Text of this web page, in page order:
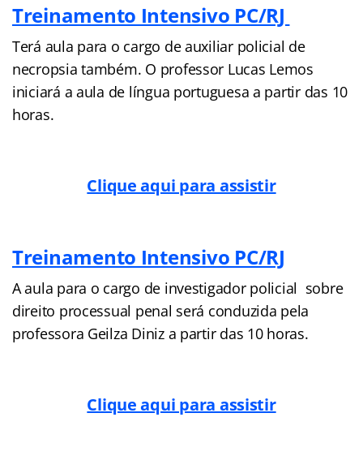
Treinamento Intensivo PC/RJ
Terá aula para o cargo de auxiliar policial de
necropsia também. O professor Lucas Lemos
iniciará a aula de língua portuguesa a partir das 10
horas.
Clique aqui para assistir
Treinamento Intensivo PC/RJ
A aula para o cargo de investigador policial sobre
direito processual penal será conduzida pela
professora Geilza Diniz a partir das 10 horas.
Clique aqui para assistir